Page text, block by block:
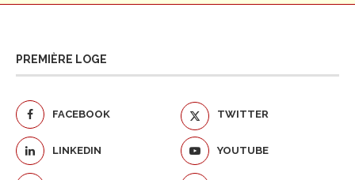
PREMIÈRE LOGE
FACEBOOK TWITTER
LINKEDIN YOUTUBE